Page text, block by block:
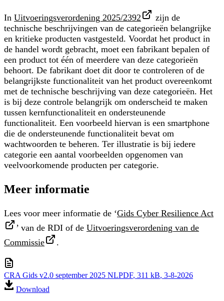
In Uitvoeringsverordening 2025/2392
zijn de
technische beschrijvingen van de categorieën belangrijke
en kritieke producten vastgesteld. Voordat het product in
de handel wordt gebracht, moet een fabrikant bepalen of
een product tot één of meerdere van deze categorieën
behoort. De fabrikant doet dit door te controleren of de
belangrijkste functionaliteit van het product overeenkomt
met de technische beschrijving van deze categorieën. Het
is bij deze controle belangrijk om onderscheid te maken
tussen kernfunctionaliteit en ondersteunende
functionaliteit. Een voorbeeld hiervan is een smartphone
die de ondersteunende functionaliteit bevat om
wachtwoorden te beheren. Ter illustratie is bij iedere
categorie een aantal voorbeelden opgenomen van
veelvoorkomende producten per categorie.
Meer informatie
Lees voor meer informatie de ‘Gids Cyber Resilience Act
’ van de RDI of de Uitvoeringsverordening van de
Commissie
.
CRA Gids v2.0 september 2025 NLPDF, 311 kB, 3-8-2026
Download